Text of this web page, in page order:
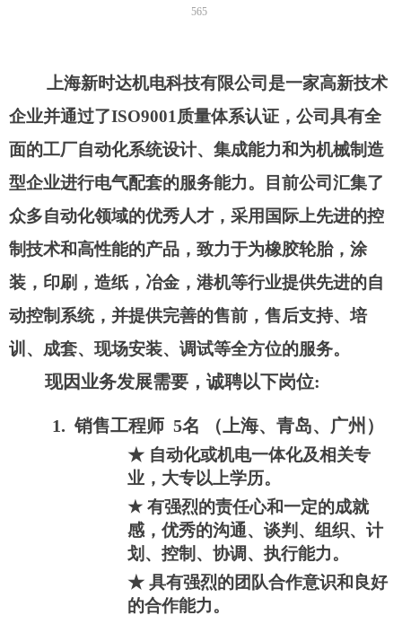
上海新时达机电科技有限公司是一家高新技术
企业并通过了ISO9001 质量体系认证，公司具有全
面的工厂自动化系统设计、集成能力和为机械制造
型企业进行电气配套的服务能力。目前公司汇集了
众多自动化领域的优秀人才，采用国际上先进的控
制技术和高性能的产品，致力于为橡胶轮胎，涂
装，印刷，造纸，冶金，港机等行业提供先进的自
动控制系统，并提供完善的售前，售后支持、培
训、成套、现场安装、调试等全方位的服务。
现因业务发展需要，诚聘以下岗位:
1. 销售工程师 5名 （上海、青岛、广州）
★ 自动化或机电一体化及相关专
业，大专以上学历。
★ 有强烈的责任心和一定的成就
感 ，优秀的沟通、 谈判 、 组织、 计
划 、 控制 、 协调 、 执行能力。
★ 具有强烈的团队合作意识和良好
的合作能力。
565